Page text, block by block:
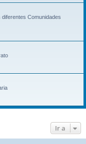
Comunidades
Ir a